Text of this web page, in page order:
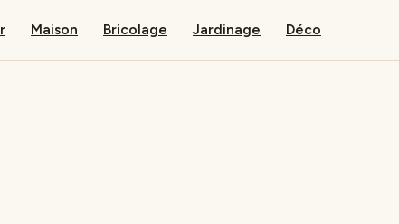
Maison Bricolage Jardinage Déco